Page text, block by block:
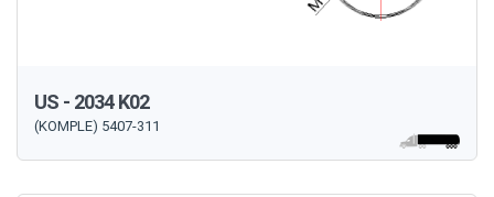
US - 2034 K02
(KOMPLE) 5407-311